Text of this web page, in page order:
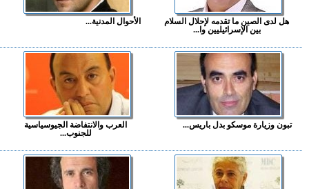
هل لدى الصين ما تقدمه لإحلال السلام
بين الإسرائيليين وا...
الأحوال المدنية...
تبون وزيارة موسكو بدل باريس...
العرب والانتفاضة الجيوسياسية
للجنوب...